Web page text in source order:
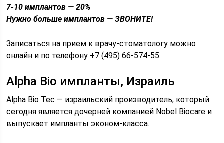
7-10 имплантов — 20%
Нужно больше имплантов — ЗВОНИТЕ!
Записаться на прием к врачу-стоматологу можно
онлайн и по телефону +7 (495) 66-574-55.
Alpha Bio импланты, Израиль
Alpha Bio Tec — израильский производитель, который
сегодня является дочерней компанией Nobel Biocare и
выпускает импланты эконом-класса.